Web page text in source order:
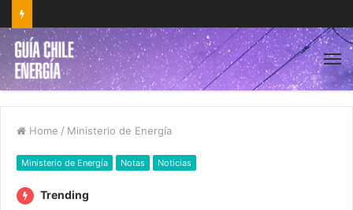
Home / Ministerio de Energía
Ministerio de Energía Notas Noticias
Trending